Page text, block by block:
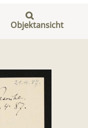
Objektansicht